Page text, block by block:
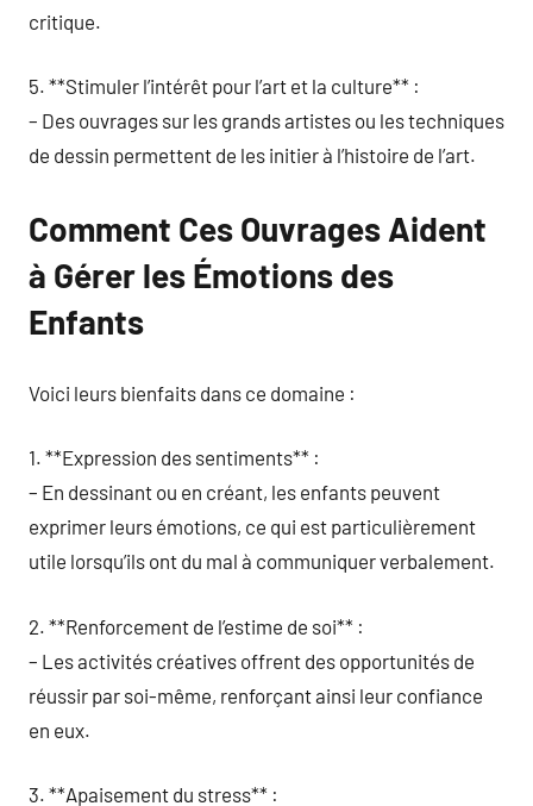
critique.
5. **Stimuler l’intérêt pour l’art et la culture** :
– Des ouvrages sur les grands artistes ou les techniques
de dessin permettent de les initier à l’histoire de l’art.
Comment Ces Ouvrages Aident
à Gérer les Émotions des
Enfants
Voici leurs bienfaits dans ce domaine :
1. **Expression des sentiments** :
– En dessinant ou en créant, les enfants peuvent
exprimer leurs émotions, ce qui est particulièrement
utile lorsqu’ils ont du mal à communiquer verbalement.
2. **Renforcement de l’estime de soi** :
– Les activités créatives offrent des opportunités de
réussir par soi-même, renforçant ainsi leur confiance
en eux.
3. **Apaisement du stress** :